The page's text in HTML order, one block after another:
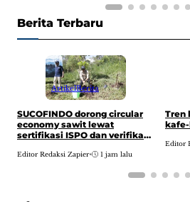
Berita Terbaru
ArtikelBerita
SUCOFINDO dorong circular
economy sawit lewat
sertifikasi ISPO dan verifikasi
Indonesia Emas 2045
Editor Redaksi Zapier• 1 jam lalu
Tren
Editor